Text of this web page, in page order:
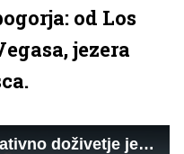
od Los
jezera
Poglejte si, kakšno ultimativno doživetje je dejansko roadtrip po Kaliforniji